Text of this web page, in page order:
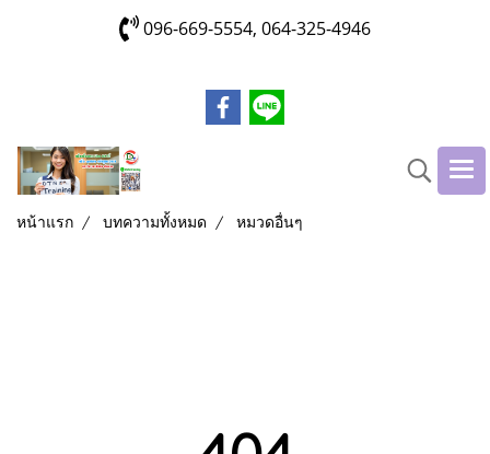
096-669-5554, 064-325-4946
หน้าแรก บทความทั้งหมด หมวดอื่นๆ